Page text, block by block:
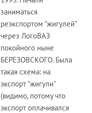
заниматься
реэкспортом "жигулей"
через ЛогоВАЗ
покойного ныне
БЕРЕЗОВСКОГО. Была
такая схема: на
экспорт "жигули"
(видимо, потому что
экспорт оплачивался